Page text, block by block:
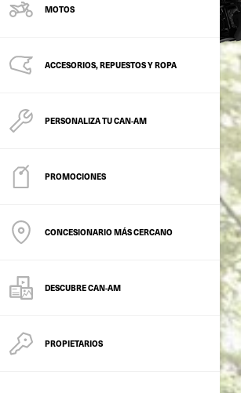
MOTOS
ACCESORIOS, REPUESTOS Y ROPA
PERSONALIZA TU CAN-AM
PROMOCIONES
CONCESIONARIO MÁS CERCANO
DESCUBRE CAN-AM
PROPIETARIOS